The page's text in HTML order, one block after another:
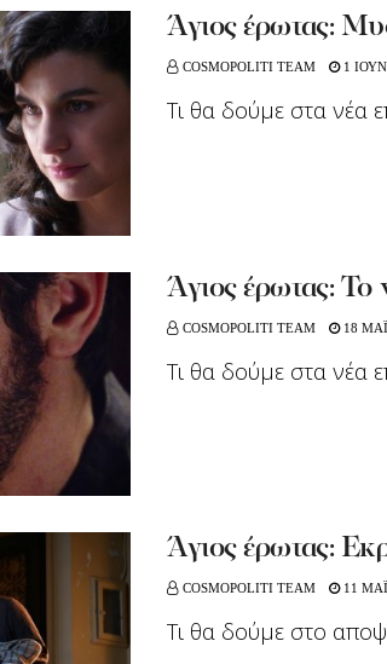
Άγιος έρωτας:
COSMOPOLITI TEAM 1
Τι θα δούμε στα νέα
Άγιος έρωτας:
COSMOPOLITI TEAM 18
Τι θα δούμε στα νέα
Άγιος έρωτας:
COSMOPOLITI TEAM 11
Τι θα δούμε στο